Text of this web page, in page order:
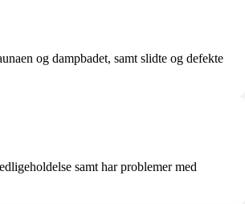
og dampbadet, samt slidte og defekte
samt har problemer med